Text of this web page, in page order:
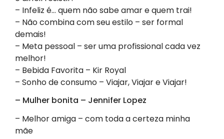
– Infeliz é… quem não sabe amar e quem trai!
– Não combina com seu estilo – ser formal
demais!
– Meta pessoal – ser uma profissional cada vez
melhor!
– Bebida Favorita – Kir Royal
– Sonho de consumo – Viajar, Viajar e Viajar!
– Mulher bonita – Jennifer Lopez
– ⁠Melhor amiga – com toda a certeza minha
mãe